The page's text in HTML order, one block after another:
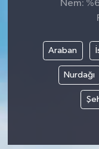
Nem:
Araban
Nurdağı
Bilim,